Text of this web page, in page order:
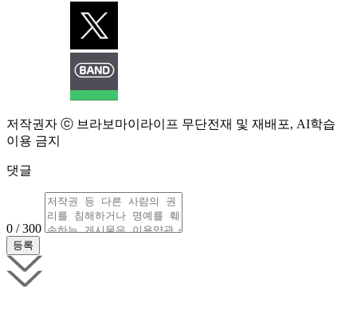
저작권자 ⓒ 브라보마이라이프 무단전재 및 재배포, AI학습
이용 금지
댓글
0 / 300